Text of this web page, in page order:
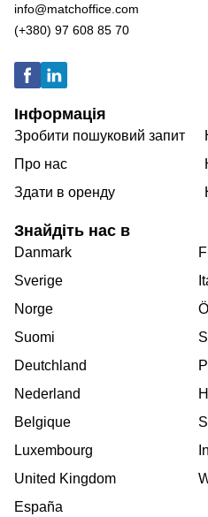
info@matchoffice.com
(+380) 97 608 85 70
Інформація
Зробити пошуковий запит
Про нас
Здати в оренду
Знайдіть нас в
Danmark
Sverige
Norge
Suomi
Deutchland
Nederland
Belgique
Luxembourg
United Kingdom
España